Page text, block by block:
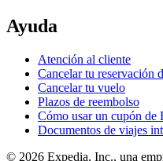
Ayuda
Atención al cliente
Cancelar tu reservación
Cancelar tu vuelo
Plazos de reembolso
Cómo usar un cupón de
Documentos de viajes
© 2026 Expedia, Inc., una